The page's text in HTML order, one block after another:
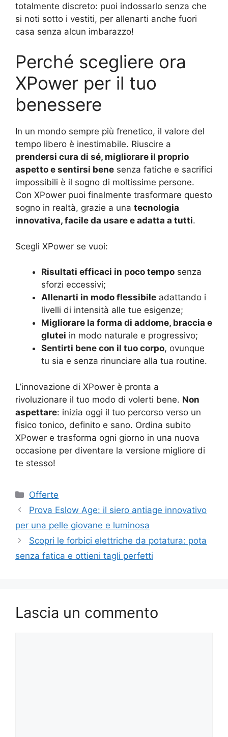
totalmente discreto: puoi indossarlo senza che
si noti sotto i vestiti, per allenarti anche fuori
casa senza alcun imbarazzo!
Perché scegliere ora
XPower per il tuo
benessere
In un mondo sempre più frenetico, il valore del
tempo libero è inestimabile. Riuscire a
prendersi cura di sé, migliorare il proprio
aspetto e sentirsi bene senza fatiche e sacrifici
impossibili è il sogno di moltissime persone.
Con XPower puoi finalmente trasformare questo
sogno in realtà, grazie a una tecnologia
innovativa, facile da usare e adatta a tutti.
Scegli XPower se vuoi:
Risultati efficaci in poco tempo senza
sforzi eccessivi;
Allenarti in modo flessibile adattando i
livelli di intensità alle tue esigenze;
Migliorare la forma di addome, braccia e
glutei in modo naturale e progressivo;
Sentirti bene con il tuo corpo, ovunque
tu sia e senza rinunciare alla tua routine.
L’innovazione di XPower è pronta a
rivoluzionare il tuo modo di volerti bene. Non
aspettare: inizia oggi il tuo percorso verso un
fisico tonico, definito e sano. Ordina subito
XPower e trasforma ogni giorno in una nuova
occasione per diventare la versione migliore di
te stesso!
Categorie
Offerte
Prova Eslow Age: il siero antiage innovativo
per una pelle giovane e luminosa
Scopri le forbici elettriche da potatura: pota
senza fatica e ottieni tagli perfetti
Lascia un commento